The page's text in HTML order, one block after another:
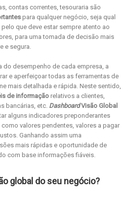
contas correntes, tesouraria são
para qualquer negócio, seja qual
que deve estar sempre atento ao
para uma tomada de decisão mais
e segura.
desempenho de cada empresa, a
e aperfeiçoar todas as ferramentas de
mais detalhada e rápida. Neste sentido,
de informação relativos a clientes,
bancárias, etc. DashboardVisão Global
alguns indicadores preponderantes
valores pendentes, valores a pagar
Ganhando assim uma
mais rápidas e oportunidade de
com base informações fiáveis.
global do seu negócio?